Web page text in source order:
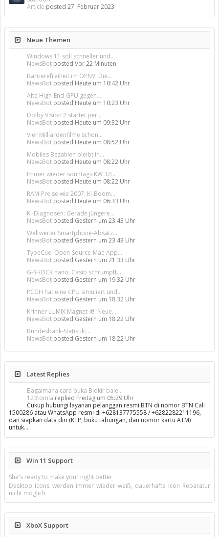
Article posted 27. Februar 2023
Neue Themen
Windows 11 soll schneller und...
NewsBot posted Vor 22 Minuten
Barrierefreiheit im ÖPNV: Die...
NewsBot posted Heute um 10:42 Uhr
Alte High-End-GPU gegen...
NewsBot posted Heute um 10:23 Uhr
Dolby Vision 2 startet per...
NewsBot posted Heute um 09:32 Uhr
Vier Milliardenfilme schon...
NewsBot posted Heute um 08:52 Uhr
Mobiles Bezahlen bleibt in...
NewsBot posted Heute um 08:22 Uhr
Immer wieder sonntags KW 32:...
NewsBot posted Heute um 08:22 Uhr
RAM-Preise wie 2007: KI-Boom...
NewsBot posted Heute um 06:33 Uhr
KI-Diagnosen: Gerade jüngere...
NewsBot posted Gestern um 23:43 Uhr
Weltweiter Smartphone-Absatz...
NewsBot posted Gestern um 23:43 Uhr
TypeCue: Open-Source-Mac-App...
NewsBot posted Gestern um 21:33 Uhr
G-SHOCK nano: Casio schrumpft...
NewsBot posted Gestern um 19:32 Uhr
PCGH hat eine CPU simuliert und...
NewsBot posted Gestern um 18:32 Uhr
Krinner LUMIX Magnet-it!: Neue...
NewsBot posted Gestern um 18:22 Uhr
Bundesbank-Statistik:...
NewsBot posted Gestern um 18:22 Uhr
Latest Replies
Bagaimana cara buka Blokir bale...
123tomla replied Freitag um 05:29 Uhr
Cukup hubungi layanan pelanggan resmi BTN di nomor BTN Call
1500286 atau WhatsApp resmi di +628137775558 / +6282282211196,
dan siapkan data diri (KTP, buku tabungan, dan nomor kartu ATM)
untuk…
Win 11 Support
She's ready to make your night better
Desktop Icons werden immer wieder weiß, dauerhafte Icon Reparatur
nicht möglich
XboX Support